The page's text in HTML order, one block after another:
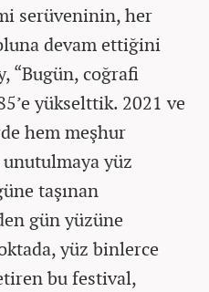
serüveninin, her
devam ettiğini
“Bugün, coğrafi
yükselttik. 2021 ve
hem meşhur
yüz
taşınan
gün yüzüne
yüz binlerce
bu festival,